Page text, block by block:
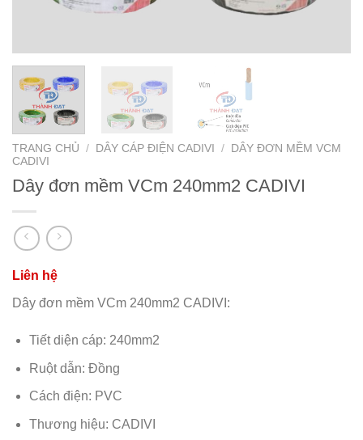
TRANG CHỦ / DÂY CÁP ĐIỆN CADIVI /
DÂY ĐƠN MỀM VCM
CADIVI
Dây đơn mềm VCm 240mm2 CADIVI
Dây đơn mềm VCm 240mm2 CADIVI:
Tiết diện cáp: 240mm2
Ruột dẫn: Đồng
Cách điện: PVC
Thương hiệu: CADIVI